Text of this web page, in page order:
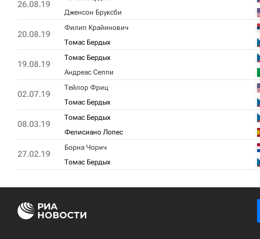
26.08.19
Дженсон Бруксби
20.08.19
Филип Крайинович
Томас Бердых
19.08.19
Томас Бердых
Андреас Сеппи
02.07.19
Тейлор Фриц
Томас Бердых
08.03.19
Томас Бердых
Фелисиано Лопес
27.02.19
Борна Чорич
Томас Бердых